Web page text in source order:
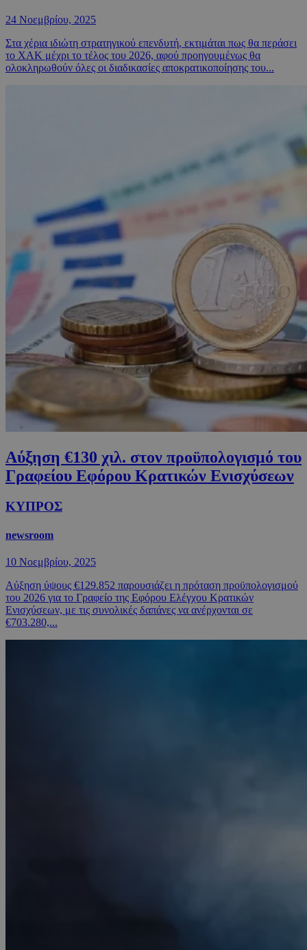
24 Νοεμβρίου, 2025
Στα χέρια ιδιώτη στρατηγικού επενδυτή, εκτιμάται πως θα περάσει
το ΧΑΚ μέχρι το τέλος του 2026, αφού προηγουμένως θα
ολοκληρωθούν όλες οι διαδικασίες αποκρατικοποίησης του...
Αύξηση €130 χιλ. στον προϋπολογισμό του
Γραφείου Εφόρου Κρατικών Ενισχύσεων
ΚΥΠΡΟΣ
newsroom
10 Νοεμβρίου, 2025
Αύξηση ύψους €129.852 παρουσιάζει η πρόταση προϋπολογισμού
του 2026 για το Γραφείο της Εφόρου Ελέγχου Κρατικών
Ενισχύσεων, με τις συνολικές δαπάνες να ανέρχονται σε
€703.280,...